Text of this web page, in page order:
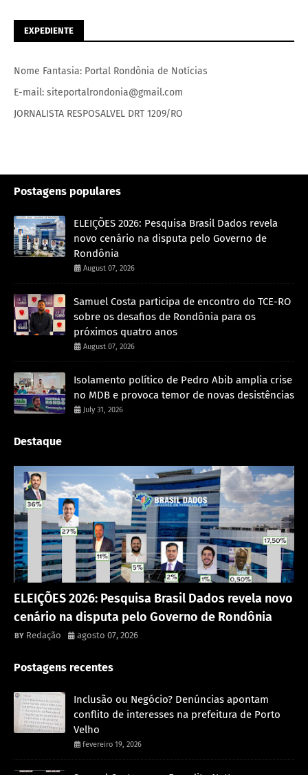
EXPEDIENTE
Nome Fantasia: Portal Rondônia de Notícias
E-mail: siteportalrondonia@gmail.com
JORNALISTA RESPOSALVEL DRT 1209/RO
Postagens populares
ELEIÇÕES 2026: Pesquisa Brasil Dados revela
novo cenário na disputa pelo Governo de
Rondônia
August 07, 2026
Samuel Costa participa de encontro do TCE-RO
sobre os desafios de Rondônia para os
próximos quatro anos
August 07, 2026
Isolamento político de Pedro Abib amplia crise
no MDB e provoca temor de novas desistências
July 31, 2026
Destaque
ELEIÇÕES 2026: Pesquisa Brasil Dados revela novo
cenário na disputa pelo Governo de Rondônia
Redação agosto 07, 2026
Postagens recentes
Inclusão ou Negócio? Denúncias apontam
conflito de interesses na prefeitura de Porto
Velho
fevereiro 19, 2026